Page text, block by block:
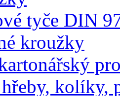
tyče DIN
kroužky
kolíky,